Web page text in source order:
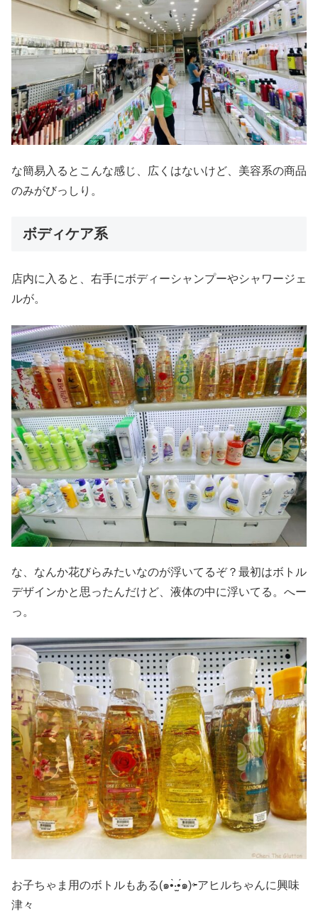
な簡易入るとこんな感じ、広くはないけど、美容系の商品
のみがびっしり。
ボディケア系
店内に入ると、右手にボディーシャンプーやシャワージェ
ルが。
な、なんか花びらみたいなのが浮いてるぞ？最初はボトル
デザインかと思ったんだけど、液体の中に浮いてる。へー
っ。
お子ちゃま用のボトルもある(๑•̀‧̫•́๑)⇦アヒルちゃんに興味
津々